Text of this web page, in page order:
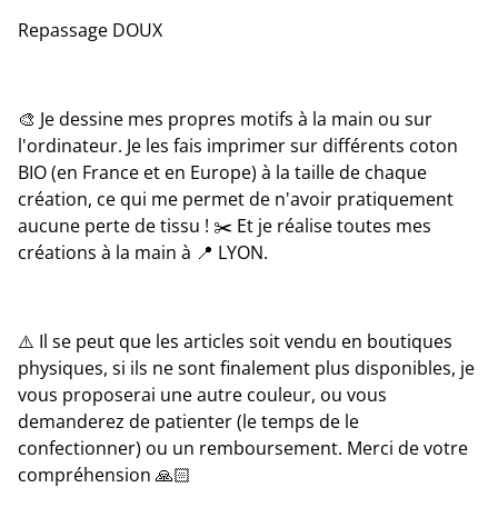
Repassage DOUX
🎨 Je dessine mes propres motifs à la main ou sur
l'ordinateur. Je les fais imprimer sur différents coton
BIO (en France et en Europe) à la taille de chaque
création, ce qui me permet de n'avoir pratiquement
aucune perte de tissu ! ✂️ Et je réalise toutes mes
créations à la main à 📍 LYON.
⚠️ Il se peut que les articles soit vendu en boutiques
physiques, si ils ne sont finalement plus disponibles, je
vous proposerai une autre couleur, ou vous
demanderez de patienter (le temps de le
confectionner) ou un remboursement. Merci de votre
compréhension 🙏🏻